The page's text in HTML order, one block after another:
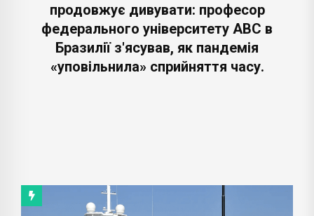
продовжує дивувати: професор
федерального університету ABC в
Бразилії з'ясував, як пандемія
«уповільнила» сприйняття часу.